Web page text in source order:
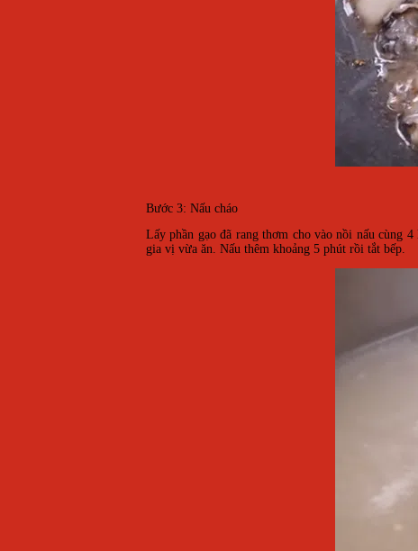
Bước 3: Nấu cháo
Lấy phần gạo đã rang thơm cho vào nồi nấu cùng
gia vị vừa ăn. Nấu thêm khoảng 5 phút rồi tắt bếp.